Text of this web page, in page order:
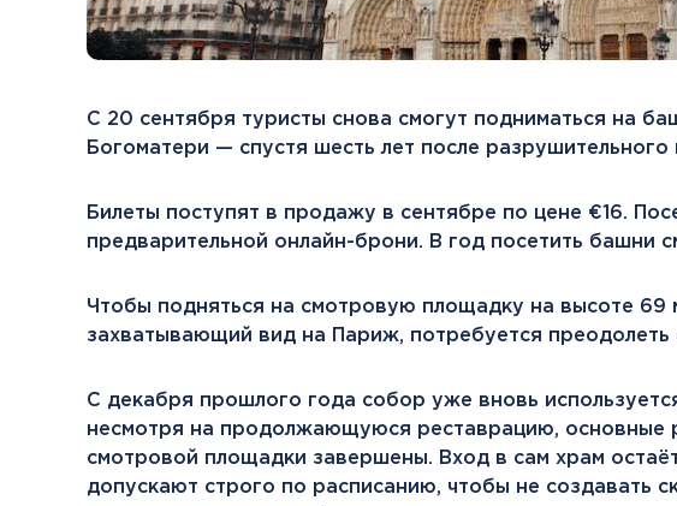
С 20 сентября туристы снова смогут подниматься на
Богоматери — спустя шесть лет после
Билеты поступят в продажу в сентябре по цене €16.
предварительной онлайн-брони. В год посетить башни
Чтобы подняться на смотровую площадку на высоте 69
захватывающий вид на Париж, потребуется преодолеть
С декабря прошлого года собор уже вновь
несмотря на продолжающуюся реставрацию, основные
смотровой площадки завершены. Вход в сам храм
допускают строго по расписанию, чтобы не создавать